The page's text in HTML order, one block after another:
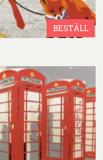
BESTÄLL